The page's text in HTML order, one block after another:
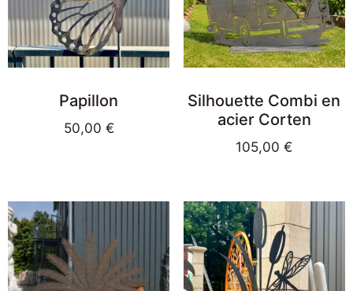
Papillon
50,00 €
Silhouette Combi en
acier Corten
105,00€